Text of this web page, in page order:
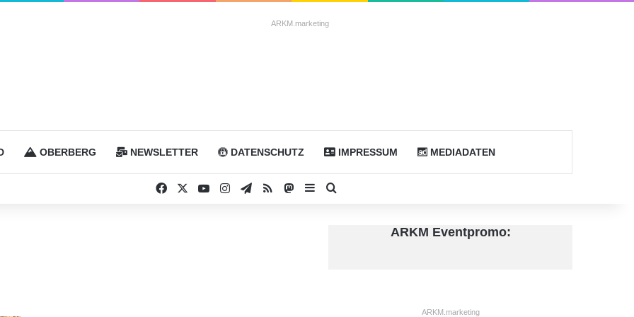
ARKM.marketing
OBERBERG NEWSLETTER DATENSCHUTZ IMPRESSUM MEDIADATEN
Facebook YouTubeInstagramTelegram
RSS Mastodon
Sidebar
ARKM Eventpromo:
ARKM.marketing